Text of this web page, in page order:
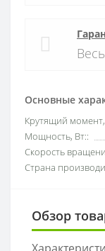
Основные
Крутящий
Мощность, Вт::
Скорость
Страна
Обзор